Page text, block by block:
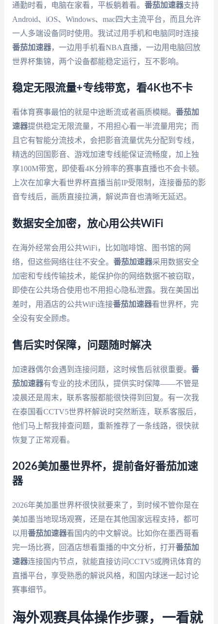
通勤时看，电脑在家看，平板躺着看。 番茄加速器支持
Android、iOS、Windows、mac四大主流平台，而且允许
一人多端设备同时使用。我试过用手机和电脑同时连接
番茄加速器，一边用手机看NBA直播，一边用电脑回放
世界杯集锦，两个设备都能稳定运行，互不影响。
稳定无限流量+专线带宽，看4K也不卡
看体育赛事最怕的就是中途断流或者画质模糊。 番茄加
速器提供稳定无限流量，不用担心看一半流量用完；而
且它有智能分流技术，会把影音流量优先分配到专线，
精选的回国影音、游戏加速专线能保证流畅度，加上独
享100M带宽，即使看4K分辨率的赛事直播也不会卡顿。
上次在加拿大看世界杯直播当前IP受限制，连接番茄的影
音专线后，画质直接拉满，解说声音也清晰无延迟。
数据安全加密，放心用公共WiFi
在海外经常会用公共WiFi，比如咖啡馆、图书馆的网
络，但这些网络往往不安全。 番茄加速器采用数据安全
加密和专线传输技术，能保护你的网络数据不被窃取，
即使在公共场合使用也不用担心隐私泄露。我在美国出
差时，用酒店的公共WiFi连接番茄加速器看世界杯，完
全没有安全顾虑。
售后实时保障，问题随时解决
加速器偶尔会遇到连接问题，这时候售后就很重要。 番
茄加速器有专业的技术团队，提供实时保障——不管是
凌晨还是周末，联系客服都能很快得到回复。有一次我
在泰国看CCTV5世界杯解说时突然断连，联系客服后，
他们马上帮我排查问题，重新推荐了一条线路，很快就
恢复了正常观看。
2026美加墨世界杯，提前备好番茄加速
器
2026年美加墨世界杯很快就要来了，到时候不管你是在
美加墨当地现场观赛，还是在其他国家远程支持，都可
以用番茄加速器看国内的中文解说。比如你在墨西哥看
完一场比赛，回酒店想看重播的中文分析，打开番茄加
速器连接国内节点，就能直接访问CCTV5或腾讯体育的
直播平台，享受熟悉的解说风格，和国内球迷一起讨论
赛事细节。
海外观赛具体操作步骤，一看就